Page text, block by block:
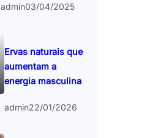
admin03/04/2025
Ervas naturais que
aumentam a
energia masculina
admin22/01/2026